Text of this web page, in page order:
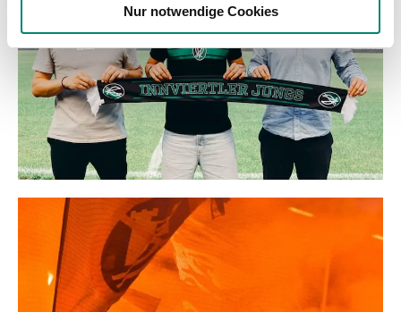
haben oder die sie im Rahmen Ihrer Nutzung der Dienste
gesammelt haben.
Weitere Details, insbesondere zu Speicherdauer und
Empfänger entnehmen Sie unserer
Datenschutzerklärung.
Nur notwendige Cookies